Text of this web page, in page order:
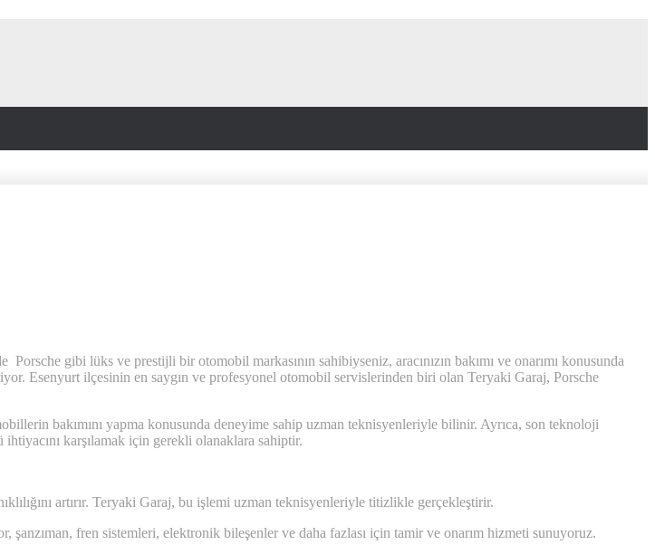
gibi lüks ve prestijli bir otomobil markasının sahibiyseniz, aracınızın bakımı ve onarımı konusunda
Esenyurt ilçesinin en saygın ve profesyonel otomobil servislerinden biri olan Teryaki Garaj, Porsche
bakımını yapma konusunda deneyime sahip uzman teknisyenleriyle bilinir. Ayrıca, son teknoloji
karşılamak için gerekli olanaklara sahiptir.
artırır. Teryaki Garaj, bu işlemi uzman teknisyenleriyle titizlikle gerçekleştirir.
fren sistemleri, elektronik bileşenler ve daha fazlası için tamir ve onarım hizmeti sunuyoruz.